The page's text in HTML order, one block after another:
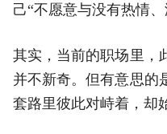
己“不愿意与没有热情、
其实，当前的职场里，
并不新奇。但有意思的
套路里彼此对峙着，却